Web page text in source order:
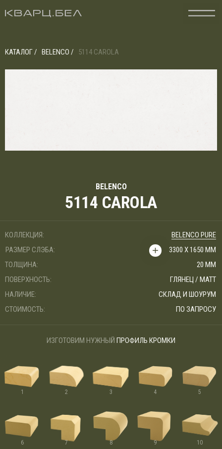
5114 CAROLA
BELENCO
КОЛЛЕКЦИЯ:
BELENCO PURE
3300 Х 1650 ММ
РАЗМЕР СЛЭБА:
ТОЛЩИНА:
20 ММ
ГЛЯНЕЦ / МАТТ
ПОВЕРХНОСТЬ:
НАЛИЧИЕ:
СКЛАД И ШОУРУМ
ПО ЗАПРОСУ
СТОИМОСТЬ:
1 2 4
3 5
10
9
8
7
6
ИЗГОТОВИМ НУЖНЫЙ ПРОФИЛЬ КРОМКИ
КАТАЛОГ / BELENCO / 5114 CAROLA